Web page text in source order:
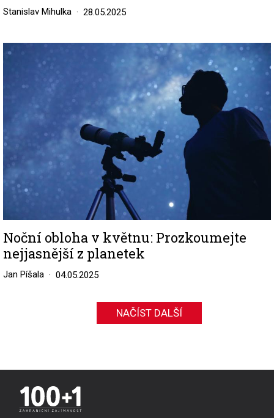
Stanislav Mihulka 28.05.2025
Image
Noční obloha v květnu: Prozkoumejte
nejjasnější z planetek
Jan Píšala 04.05.2025
NAČÍST DALŠÍ